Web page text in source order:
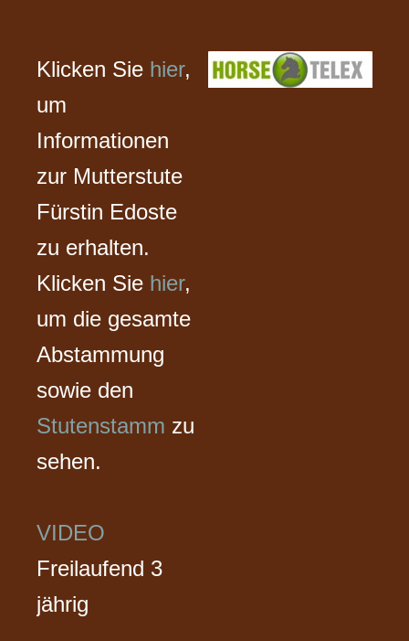
Klicken Sie hier,
um
Informationen
zur Mutterstute
Fürstin Edoste
zu erhalten.
Klicken Sie hier,
um die gesamte
Abstammung
sowie den
Stutenstamm zu
sehen.
VIDEO
Freilaufend 3
jährig